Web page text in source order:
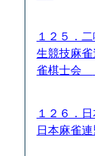
１２５．
生競技麻
雀棋士会
１２６．
日本麻雀